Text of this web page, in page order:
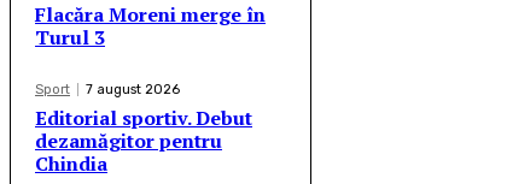
Flacăra Moreni merge în
Turul 3
Sport 7 august 2026
Editorial sportiv. Debut
dezamăgitor pentru
Chindia